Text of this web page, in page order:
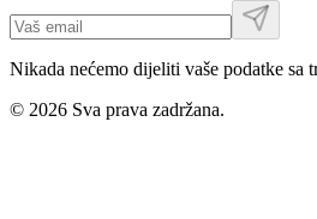
Nikada nećemo dijeliti vaše podatke sa
© 2026 Sva prava zadržana.